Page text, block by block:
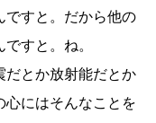
ですと。だから他の
すと。ね。
とか放射能だとか
心にはそんなことを